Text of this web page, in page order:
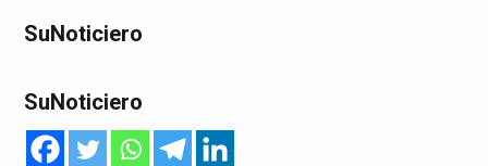
SuNoticiero
SuNoticiero